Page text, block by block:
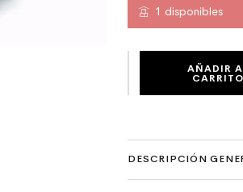
1 disponibles
AÑADIR
CARRITO
DESCRIPCIÓN